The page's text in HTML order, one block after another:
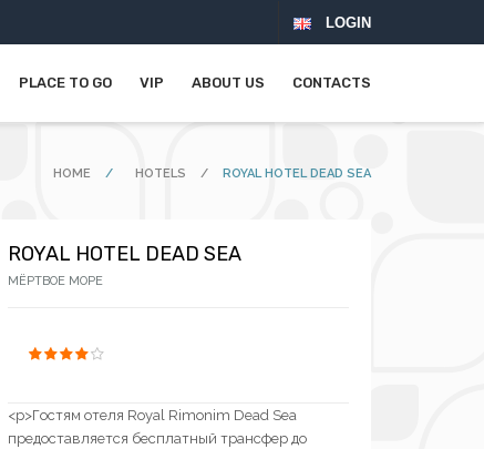
LOGIN
PLACE TO GO VIP ABOUT US CONTACTS
HOME / HOTELS / ROYAL HOTEL DEAD SEA
ROYAL HOTEL DEAD SEA
МЁРТВОЕ МОРЕ
<p>Гостям отеля Royal Rimonim Dead Sea
предоставляется бесплатный трансфер до